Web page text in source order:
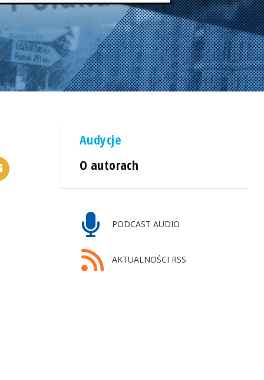
Audycje
O autorach
PODCAST AUDIO
AKTUALNOŚCI RSS